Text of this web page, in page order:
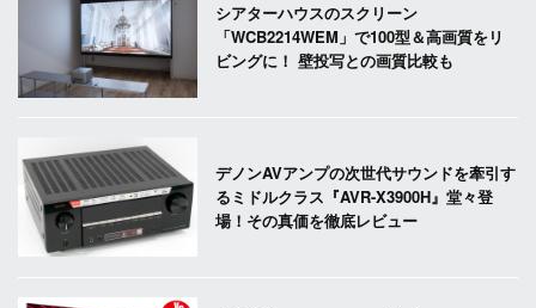
シアターハウスのスクリーン
「WCB2214WEM」で100型＆高画質をリ
ビングに！ 壁投写との画質比較も
デノンAVアンプの次世代サウンドを牽引す
るミドルクラス『AVR-X3900H』堂々登
場！その真価を徹底レビュー